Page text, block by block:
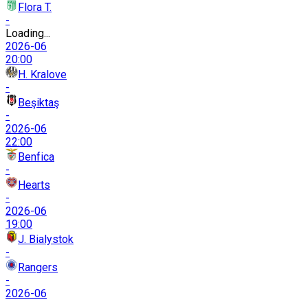
Flora T.
-
Loading...
2026-06
20:00
H. Kralove
-
Beşiktaş
-
2026-06
22:00
Benfica
-
Hearts
-
2026-06
19:00
J. Bialystok
-
Rangers
-
2026-06